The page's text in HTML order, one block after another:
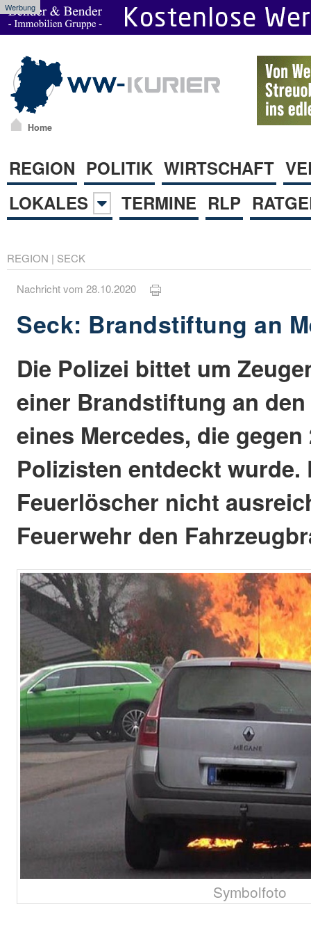
Werbung
Home
REGION POLITIK WIRTSCHAFT
LOKALES
TERMINE RLP
REGION | SECK
Nachricht vom 28.10.2020
Seck: Brandstiftung an
Die Polizei bittet um
einer Brandstiftung an
eines Mercedes, die
Polizisten entdeckt wurde.
Feuerlöscher nicht
Feuerwehr den
Symbolfoto